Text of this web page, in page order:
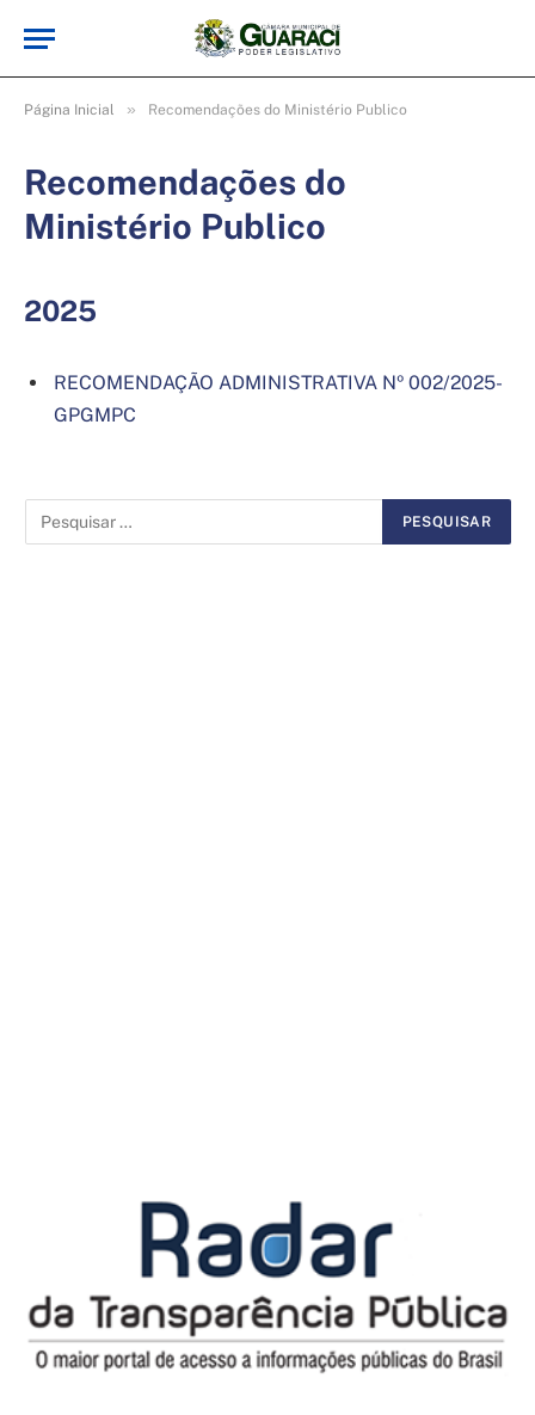
Página Inicial » Recomendações do Ministério Publico
Recomendações do
Ministério Publico
2025
RECOMENDAÇÃO ADMINISTRATIVA Nº 002/2025-
GPGMPC